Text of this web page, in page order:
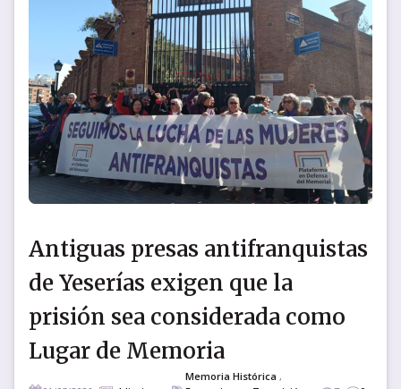
Antiguas presas antifranquistas
de Yeserías exigen que la
prisión sea considerada como
Lugar de Memoria
Memoria Histórica ,